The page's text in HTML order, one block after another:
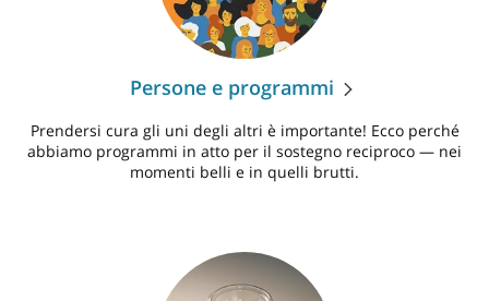
Persone e programmi
Prendersi cura gli uni degli altri è importante! Ecco perché
abbiamo programmi in atto per il sostegno reciproco — nei
momenti belli e in quelli brutti.